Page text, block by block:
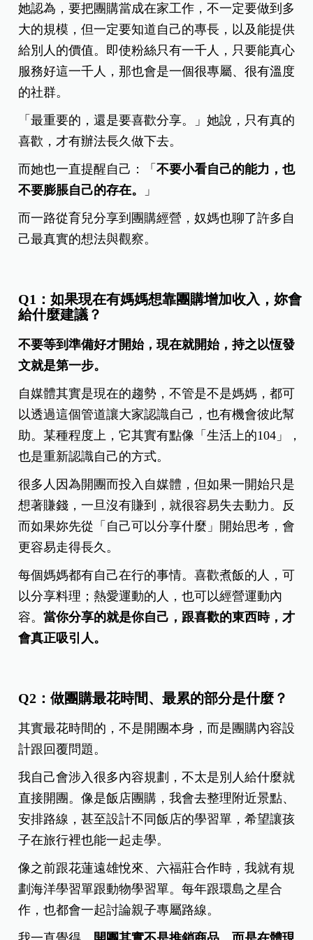
她認為，要把團購當成在家工作，不一定要做到多
大的規模，但一定要知道自己的專長，以及能提供
給別人的價值。即使粉絲只有一千人，只要能真心
服務好這一千人，那也會是一個很專屬、很有溫度
的社群。
「最重要的，還是要喜歡分享。」她說，只有真的
喜歡，才有辦法長久做下去。
而她也一直提醒自己：「不要小看自己的能力，也
不要膨脹自己的存在。
」
而一路從育兒分享到團購經營，奴媽也聊了許多自
己最真實的想法與觀察。
Q1：如果現在有媽媽想靠團購增加收入，妳會
給什麼建議？
不要等到準備好才開始，現在就開始，持之以恆發
文就是第一步。
自媒體其實是現在的趨勢，不管是不是媽媽，都可
以透過這個管道讓大家認識自己，也有機會彼此幫
助。某種程度上，它其實有點像「生活上的104」，
也是重新認識自己的方式。
很多人因為開團而投入自媒體，但如果一開始只是
想著賺錢，一旦沒有賺到，就很容易失去動力。反
而如果妳先從「自己可以分享什麼」開始思考，會
更容易走得長久。
每個媽媽都有自己在行的事情。喜歡煮飯的人，可
以分享料理；熱愛運動的人，也可以經營運動內
容。當你分享的就是你自己，跟喜歡的東西時，才
會真正吸引人。
Q2：做團購最花時間、最累的部分是什麼？
其實最花時間的，不是開團本身，而是團購內容設
計跟回覆問題。
我自己會涉入很多內容規劃，不太是別人給什麼就
直接開團。像是飯店團購，我會去整理附近景點、
安排路線，甚至設計不同飯店的學習單，希望讓孩
子在旅行裡也能一起走學。
像之前跟花蓮遠雄悅來、六福莊合作時，我就有規
劃海洋學習單跟動物學習單。每年跟環島之星合
作，也都會一起討論親子專屬路線。